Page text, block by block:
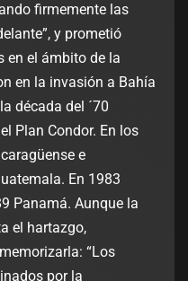
firmemente las
y prometió
en el ámbito de la
en la invasión a Bahía
década del ´70
Plan Condor. En los
e
En 1983
Panamá. Aunque la
el hartazgo,
“Los
por la